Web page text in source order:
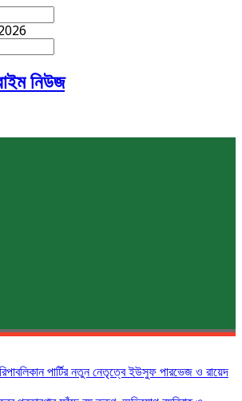
নিউজ
পার্টির নতুন নেতৃত্বে ইউসুফ পারভেজ ও রায়েদ